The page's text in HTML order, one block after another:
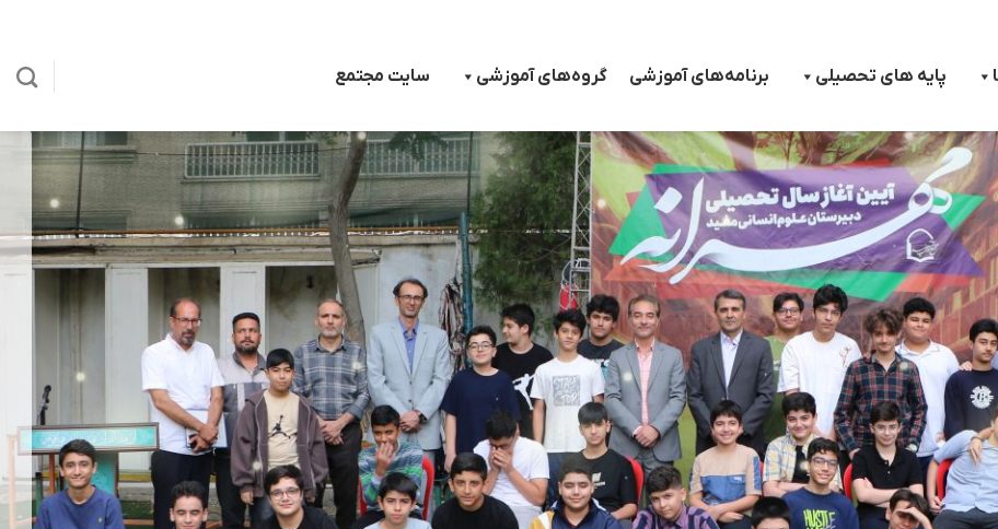
پایه های تحصیلی برنامه‌های آموزشی گروه‌های آموزشی سایت مجتمع